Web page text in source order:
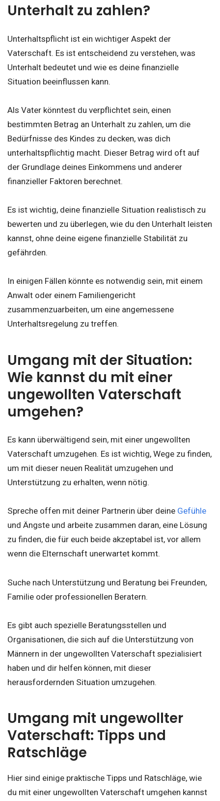
Unterhalt zu zahlen?
Unterhaltspflicht ist ein wichtiger Aspekt der
Vaterschaft. Es ist entscheidend zu verstehen, was
Unterhalt bedeutet und wie es deine finanzielle
Situation beeinflussen kann.
Als Vater könntest du verpflichtet sein, einen
bestimmten Betrag an Unterhalt zu zahlen, um die
Bedürfnisse des Kindes zu decken, was dich
unterhaltspflichtig macht. Dieser Betrag wird oft auf
der Grundlage deines Einkommens und anderer
finanzieller Faktoren berechnet.
Es ist wichtig, deine finanzielle Situation realistisch zu
bewerten und zu überlegen, wie du den Unterhalt leisten
kannst, ohne deine eigene finanzielle Stabilität zu
gefährden.
In einigen Fällen könnte es notwendig sein, mit einem
Anwalt oder einem Familiengericht
zusammenzuarbeiten, um eine angemessene
Unterhaltsregelung zu treffen.
Umgang mit der Situation:
Wie kannst du mit einer
ungewollten Vaterschaft
umgehen?
Es kann überwältigend sein, mit einer ungewollten
Vaterschaft umzugehen. Es ist wichtig, Wege zu finden,
um mit dieser neuen Realität umzugehen und
Unterstützung zu erhalten, wenn nötig.
Spreche offen mit deiner Partnerin über deine Gefühle
und Ängste und arbeite zusammen daran, eine Lösung
zu finden, die für euch beide akzeptabel ist, vor allem
wenn die Elternschaft unerwartet kommt.
Suche nach Unterstützung und Beratung bei Freunden,
Familie oder professionellen Beratern.
Es gibt auch spezielle Beratungsstellen und
Organisationen, die sich auf die Unterstützung von
Männern in der ungewollten Vaterschaft spezialisiert
haben und dir helfen können, mit dieser
herausfordernden Situation umzugehen.
Umgang mit ungewollter
Vaterschaft: Tipps und
Ratschläge
Hier sind einige praktische Tipps und Ratschläge, wie
du mit einer ungewollten Vaterschaft umgehen kannst